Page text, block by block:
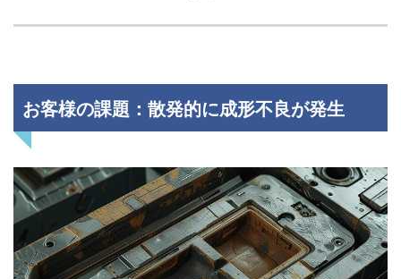
お客様の課題：散発的に成形不良が発生